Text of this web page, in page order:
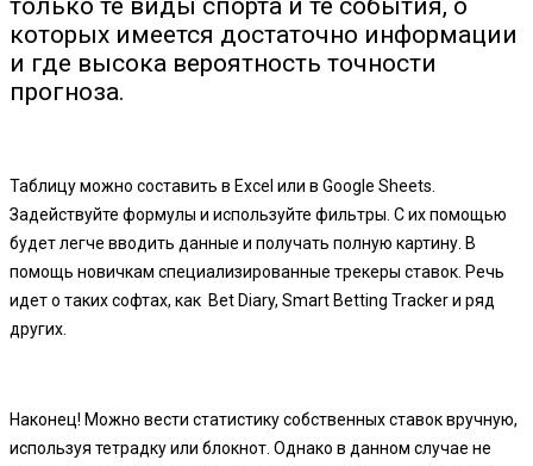
только те виды спорта и те события, о
которых имеется достаточно информации
и где высока вероятность точности
прогноза.
Таблицу можно составить в Excel или в Google Sheets.
Задействуйте формулы и используйте фильтры. С их помощью
будет легче вводить данные и получать полную картину. В
помощь новичкам специализированные трекеры ставок. Речь
идет о таких софтах, как Bet Diary, Smart Betting Tracker и ряд
других.
Наконец! Можно вести статистику собственных ставок вручную,
используя тетрадку или блокнот. Однако в данном случае не